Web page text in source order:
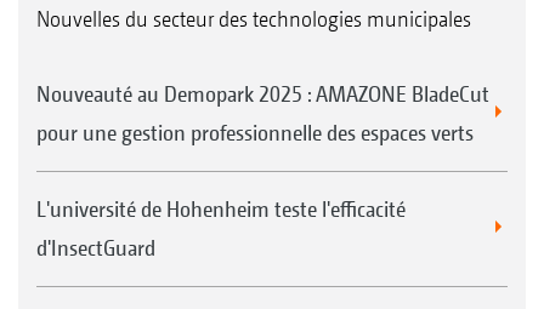
Nouvelles du secteur des technologies municipales
Nouveauté au Demopark 2025 : AMAZONE BladeCut
pour une gestion professionnelle des espaces verts
L'université de Hohenheim teste l'efficacité
d'InsectGuard